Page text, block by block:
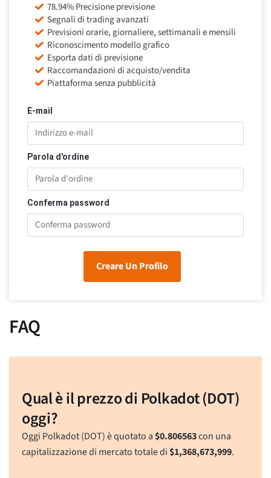
E-mail
Parola d'ordine
Conferma password
Creare Un Profilo
78.94% Precisione previsione
Segnali di trading avanzati
Previsioni orarie, giornaliere, settimanali e mensili
Riconoscimento modello grafico
Esporta dati di previsione
Raccomandazioni di acquisto/vendita
Piattaforma senza pubblicità
FAQ
Qual è il prezzo di Polkadot (DOT)
oggi?
Oggi Polkadot (DOT) è quotato a$0.806563con una
capitalizzazione di mercato totale di$1,368,673,999.